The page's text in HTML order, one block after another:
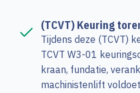
(TCVT) Keuring
Tijdens deze (TCVT)
TCVT W3-01
kraan, fundatie,
machinistenlift